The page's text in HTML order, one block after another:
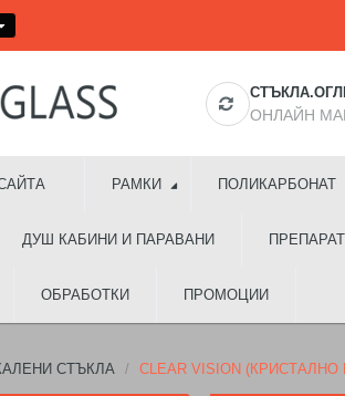
ОНЛАЙН
РАМКИ ПОЛИКАРБОНАТ
ДУШ КАБИНИ И ПАРАВАНИ
ОБРАБОТКИ ПРОМОЦИИ
СТЪКЛА CLEAR VISION